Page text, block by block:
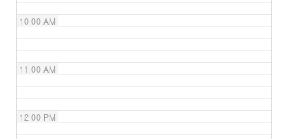
10:00 AM
11:00 AM
12:00 PM